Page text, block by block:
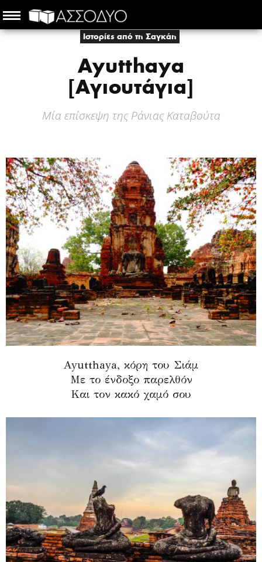
Ιστορίες από τη Σαγκάη
Ayutthaya
[Αγιουτάγια]
Μία επίσκεψη της Ράνιας Καταβούτα
Ayutthaya, κόρη του Σιάμ
Με το ένδοξο παρελθόν
Και τον κακό χαμό σου